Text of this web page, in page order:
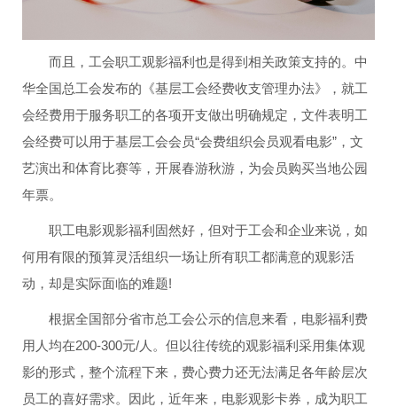
而且，工会职工观影福利也是得到相关政策支持的。中
华全国总工会发布的《基层工会经费收支管理办法》，就工
会经费用于服务职工的各项开支做出明确规定，文件表明工
会经费可以用于基层工会会员“会费组织会员观看电影”，文
艺演出和体育比赛等，开展春游秋游，为会员购买当地公园
年票。
职工电影观影福利固然好，但对于工会和企业来说，如
何用有限的预算灵活组织一场让所有职工都满意的观影活
动，却是实际面临的难题!
根据全国部分省市总工会公示的信息来看，电影福利费
用人均在200-300元/人。但以往传统的观影福利采用集体观
影的形式，整个流程下来，费心费力还无法满足各年龄层次
员工的喜好需求。因此，近年来，电影观影卡券，成为职工